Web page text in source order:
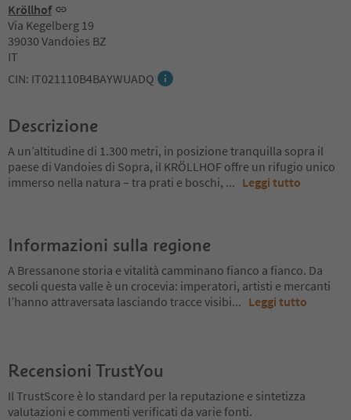
Kröllhof
Via Kegelberg 19
39030 Vandoies BZ
IT
CIN: IT021110B4BAYWUADQ
Descrizione
A un’altitudine di 1.300 metri, in posizione tranquilla sopra il
paese di Vandoies di Sopra, il KRÖLLHOF offre un rifugio unico
immerso nella natura – tra prati e boschi, ... Leggi tutto
Informazioni sulla regione
A Bressanone storia e vitalità camminano fianco a fianco. Da
secoli questa valle è un crocevia: imperatori, artisti e mercanti
l’hanno attraversata lasciando tracce visibi... Leggi tutto
Recensioni TrustYou
Il TrustScore è lo standard per la reputazione e sintetizza
valutazioni e commenti verificati da varie fonti.